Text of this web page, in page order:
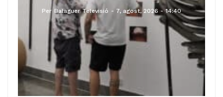
Per Balaguer Televisió 7, agost, 2026 - 14:40